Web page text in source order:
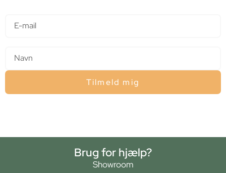
Tilmeld mig
Brug for hjælp?
Showroom